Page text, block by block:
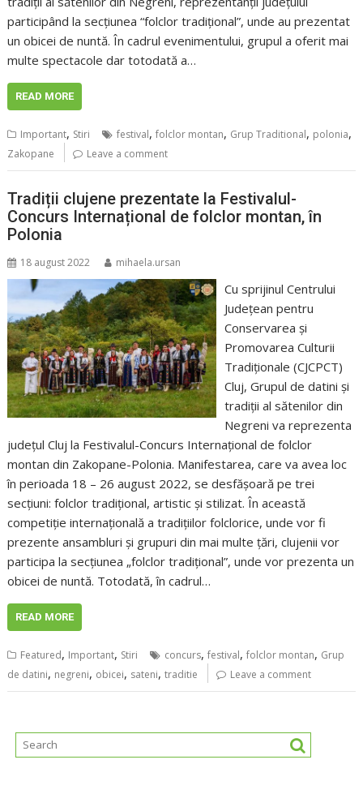
participând la secțiunea “folclor tradițional”, unde au prezentat
un obicei de nuntă. În cadrul evenimentului, grupul a oferit mai
multe spectacole dar totodată a…
READ MORE
Important, Stiri festival,folclor montan, Grup Traditional, polonia,
Zakopane Leave a comment
Tradiții clujene prezentate la Festivalul-
Concurs Internațional de folclor montan, în
Polonia
18 august 2022 mihaela.ursan
Cu sprijinul Centrului
Județean pentru
Conservarea și
Promovarea Culturii
Tradiționale (CJCPCT)
Cluj, Grupul de datini și
tradiții al sătenilor din
Negreni va reprezenta
județul Cluj la Festivalul-Concurs Internațional de folclor
montan din Zakopane-Polonia. Manifestarea, care va avea loc
în perioada 18 – 26 august 2022, se desfășoară pe trei
secțiuni: folclor tradițional, artistic și stilizat. În această
competiție internațională a tradițiilor folclorice, unde vor fi
prezente ansambluri și grupuri din mai multe țări, clujenii vor
participa la secțiunea „folclor tradițional”, unde vor prezenta un
obicei de nuntă. Totodată, în cadrul…
READ MORE
Featured, Important, Stiri concurs,festival,folclor montan, Grup
de datini, negreni, obicei, sateni,traditie Leave a comment